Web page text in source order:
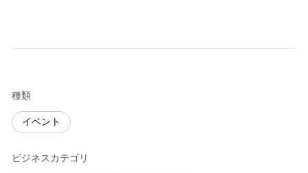
種類
イベント
ビジネスカテゴリ